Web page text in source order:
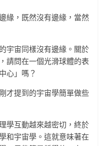
緣，既然沒有邊緣，當然
宇宙同樣沒有邊緣。關於
請問在一個光滑球體的表
心」嗎？
才提到的宇宙學簡單做些
學互動越來越密切，終於
和宇宙學。這就意味著在